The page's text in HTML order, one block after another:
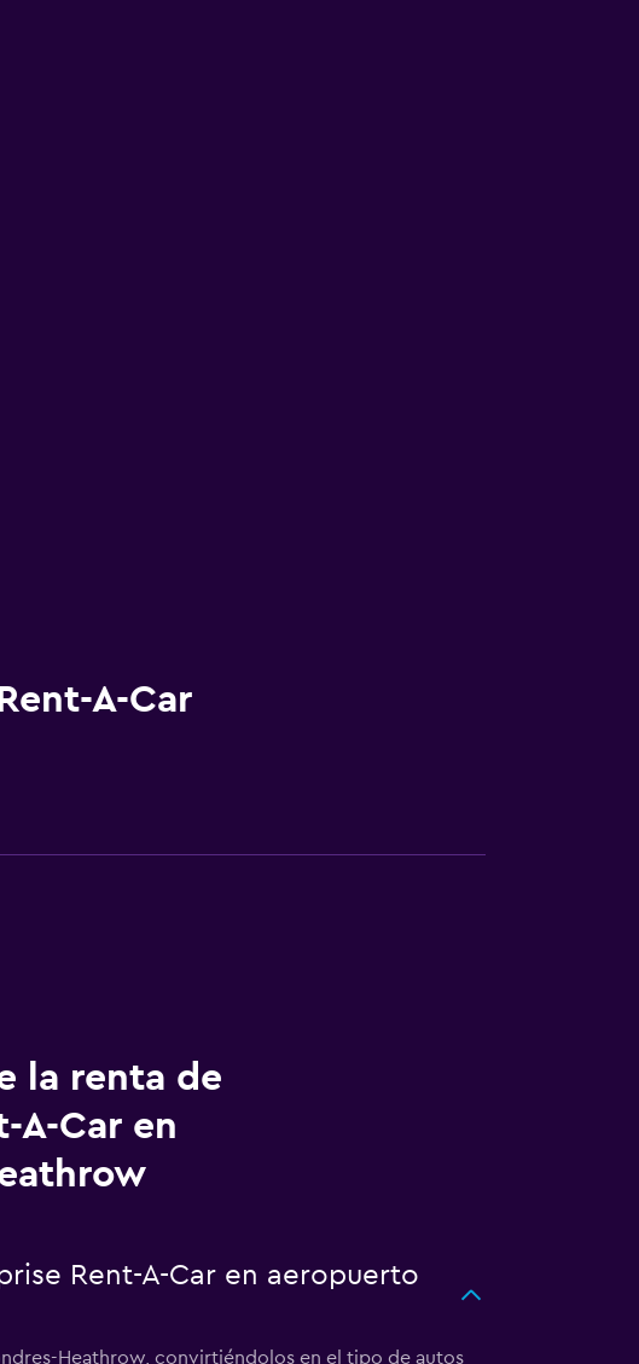
A-Car
la renta de
A-Car en
Rent-A-Car en aeropuerto
Heathrow, convirtiéndolos en el tipo de autos